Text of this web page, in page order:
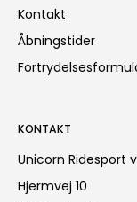
Kontakt
Åbningstider
KONTAKT
Unicorn Ridesport
Hjermvej 10